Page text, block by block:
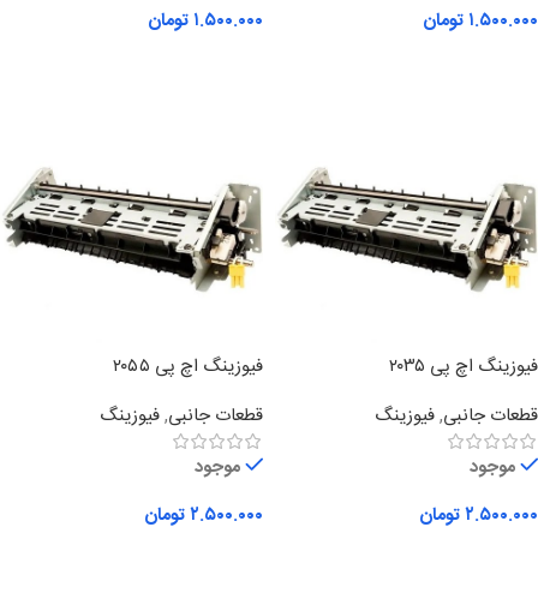
۱.۵۰۰.۰۰۰ تومان
۱.۵۰۰.۰۰۰ تومان
فیوزینگ اچ‌ پی ۲۰۳۵
قطعات جانبی,فیوزینگ
موجود
۲.۵۰۰.۰۰۰تومان
فیوزینگ اچ پی ۲۰۵۵
قطعات جانبی,فیوزینگ
موجود
۲.۵۰۰.۰۰۰تومان